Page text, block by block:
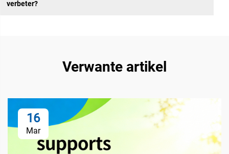
verbeter?
Verwante artikel
16
Mar